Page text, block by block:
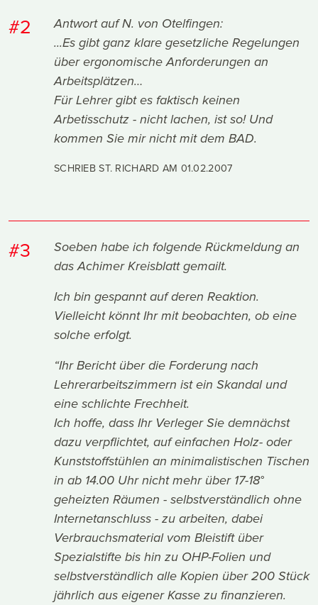
#2
Antwort auf N. von Otelfingen:
...Es gibt ganz klare gesetzliche Regelungen
über ergonomische Anforderungen an
Arbeitsplätzen…
Für Lehrer gibt es faktisch keinen
Arbetisschutz - nicht lachen, ist so! Und
kommen Sie mir nicht mit dem BAD.
SCHRIEB ST. RICHARD AM 01.02.2007
#3
Soeben habe ich folgende Rückmeldung an
das Achimer Kreisblatt gemailt.
Ich bin gespannt auf deren Reaktion.
Vielleicht könnt Ihr mit beobachten, ob eine
solche erfolgt.
“Ihr Bericht über die Forderung nach
Lehrerarbeitszimmern ist ein Skandal und
eine schlichte Frechheit.
Ich hoffe, dass Ihr Verleger Sie demnächst
dazu verpflichtet, auf einfachen Holz- oder
Kunststoffstühlen an minimalistischen Tischen
in ab 14.00 Uhr nicht mehr über 17-18°
geheizten Räumen - selbstverständlich ohne
Internetanschluss - zu arbeiten, dabei
Verbrauchsmaterial vom Bleistift über
Spezialstifte bis hin zu OHP-Folien und
selbstverständlich alle Kopien über 200 Stück
jährlich aus eigener Kasse zu finanzieren.